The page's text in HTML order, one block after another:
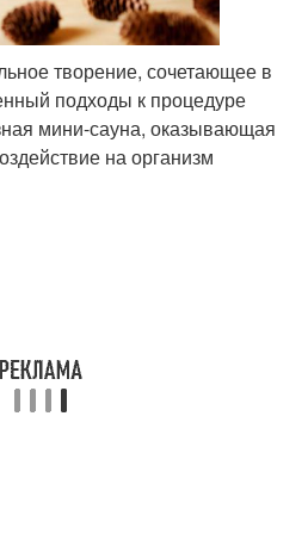
творение, сочетающее в
подходы к процедуре
мини-сауна, оказывающая
на организм